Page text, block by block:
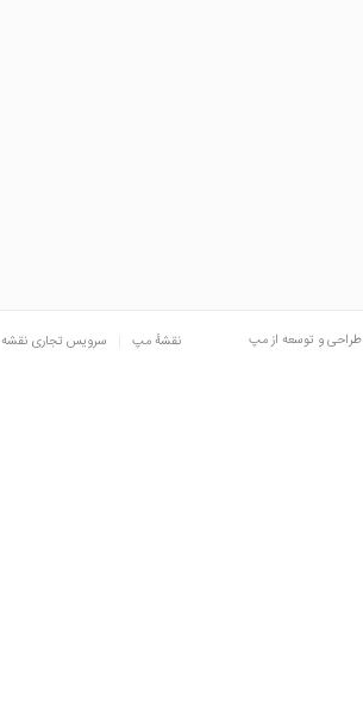
طراحی و توسعه از مپ نقشه‌ٔ مپ سرویس تجاری نقشه